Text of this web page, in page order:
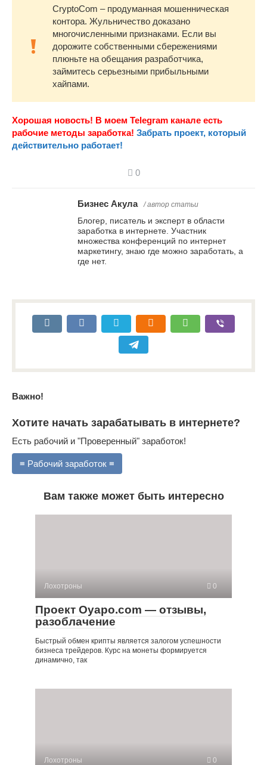
CryptoCom – продуманная мошенническая
контора. Жульничество доказано
многочисленными признаками. Если вы
дорожите собственными сбережениями
плюньте на обещания разработчика,
займитесь серьезными прибыльными
хайпами.
Хорошая новость! В моем Telegram канале есть
рабочие методы заработка! Забрать проект, который
действительно работает!
0
Бизнес Акула / автор статьи
Блогер, писатель и эксперт в области
заработка в интернете. Участник
множества конференций по интернет
маркетингу, знаю где можно заработать, а
где нет.
Важно!
Хотите начать зарабатывать в интернете?
Есть рабочий и "Проверенный" заработок!
≡ Рабочий заработок ≡
Вам также может быть интересно
Лохотроны 0
Проект Oyapo.com — отзывы,
разоблачение
Быстрый обмен крипты является залогом успешности
бизнеса трейдеров. Курс на монеты формируется
динамично, так
Лохотроны 0